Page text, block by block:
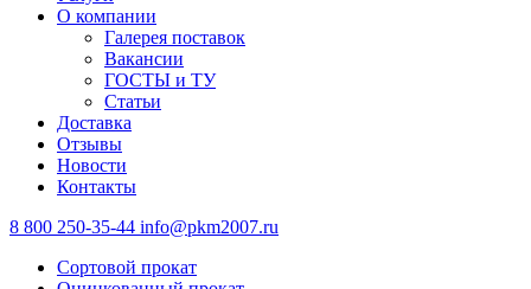
О компании
Галерея поставок
Вакансии
ГОСТЫ и ТУ
Статьи
Доставка
Отзывы
Новости
Контакты
8 800 250-35-44 info@pkm2007.ru
Сортовой прокат